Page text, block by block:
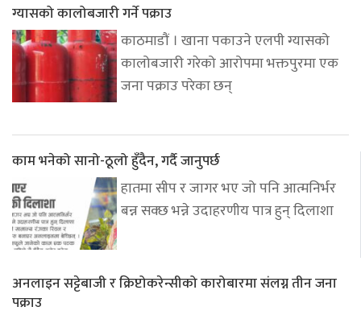
ग्यासको कालोबजारी गर्ने पक्राउ
काठमाडौं । खाना पकाउने एलपी ग्यासको
कालोबजारी गरेको आरोपमा भक्तपुरमा एक
जना पक्राउ परेका छन्
काम भनेको सानो-ठूलो हुँदैन, गर्दै जानुपर्छ
हातमा सीप र जागर भए जो पनि आत्मनिर्भर
बन्न सक्छ भन्ने उदाहरणीय पात्र हुन् दिलाशा
अनलाइन सट्टेबाजी र क्रिप्टोकरेन्सीको कारोबारमा संलग्न तीन जना
पक्राउ